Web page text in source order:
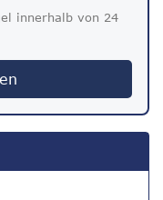
innerhalb von 24